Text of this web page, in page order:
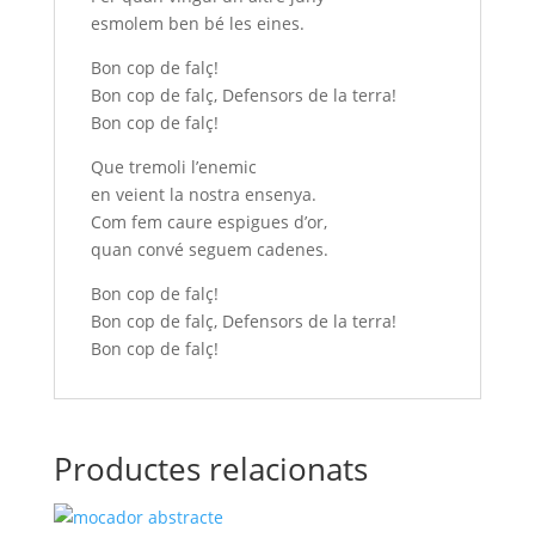
esmolem ben bé les eines.
Bon cop de falç!
Bon cop de falç, Defensors de la terra!
Bon cop de falç!
Que tremoli l’enemic
en veient la nostra ensenya.
Com fem caure espigues d’or,
quan convé seguem cadenes.
Bon cop de falç!
Bon cop de falç, Defensors de la terra!
Bon cop de falç!
Productes relacionats